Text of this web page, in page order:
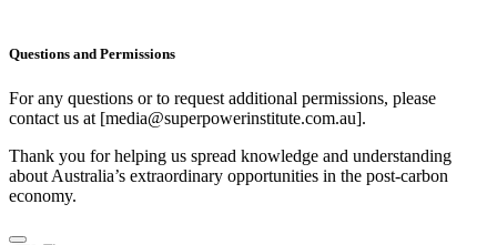
Questions and Permissions​​​​‌ ‍ ​‍​‍‌‍ ‌ ​‍‌‍‍‌‌‍‌ ‌‍‍‌‌‍ ‍​‍​‍​ ‍‍​‍​‍‌ ​ ‌‍​‌‌‍ ‍‌‍‍‌‌ ‌​‌ ‍‌​‍ ‍‌‍‍‌‌‍ ​‍​‍​‍ ​​‍​‍‌‍‍​‌ ​‍‌‍‌‌‌‍‌‍​‍​‍​ ‍‍​‍​‍‌‍‍​‌ ‌​‌ ‌​‌ ​​​ ‍‍​‍ ​‍ ‌‍ ​‌‍ ‌‍​ ‌‍​‌‌‍ ​‌‍‍​‌‍ ‌ ​ ‌ ‌​​ ‍‍​ ​ ​ ​ ​ ​ ​ ​ ​‍ ‌‍‍‌‌‍ ‍‌ ‌​‌‍‌‌‌‍ ‍‌ ‌​​‍ ‌‍‌‌‌‍‌​‌‍‍‌‌ ‌​​‍ ‌‍ ‌‌‍ ‌‍‌​‌‍‌‌​ ‌‌ ​​‌ ​‍‌‍‌‌‌ ​ ‌‍‌‌‌‍ ‍‌ ‌​‌‍​‌‌ ‌​‌‍‍‌‌‍ ‌‍ ‍​ ‍ ‌‍‍‌‌‍‌​​ ‌‌‍‌​​ ‌ ‌‍​‌​ ‍‌‌‍​ ‌‍​‌​ ‍​​ ‌​​‍ ‌​ ‍​​ ‌‌​ ‌ ‌‍​‍​‍ ‌​ ‌​‌‍​‌‌‍​‌​ ​‌​‍ ‌‌‍​‍​ ‍​​ ​​​ ​‌​‍ ‌​ ​ ​ ‍‌‌‍​‍​ ​‌​ ​​​ ​ ​ ‌ ‌‍​‍​ ​‍​ ‍​​ ‌‍​ ‌ ​ ‍ ‌ ‌​‌ ‍‌‌ ​​‌‍‌‌​ ‌‌ ​​‌‍​‌‌‍‌ ‌‍‌‌​ ‍ ‌ ​​‌‍​‌‌ ‌​‌‍‍​​ ‌‌ ​ ‌‍‌‌‌‍​ ‌ ‌​‌‍‍‌‌‍ ‌‍ ‍‌ ​ ​‍‌‌​ ‌‌‌​​‍‌‌ ‌‍‍ ‌‍‌‌‌ ‍‌​‍‌‌​ ​ ‌​‌​​‍‌‌​ ​ ‌​‌​​‍‌‌​ ​‍​ ​‍‌‍‌​​ ​‌‌‍​‍‌‍‌​​ ​​​ ​ ‌‍‌‍‌‍​‍‌‍‌‍​ ‍​​ ​​​ ​​​‍‌‌​ ​‍​ ​‍​‍‌‌​ ‌‌‌​‌​​‍ ‍‌‍​ ‌‍ ‌‍ ​‌ ‌‌‌‍ ‌‌‍ ‍‌ ​ ​‍‌‌​ ‌‌‌​​‍‌‌ ‌‍‍ ‌‍‌‌‌ ‍‌​‍‌‌​ ​ ‌​‌​​‍‌‌​ ​ ‌​‌​​‍‌‌​ ​‍​ ​‍​ ‌‌‌‍‌​​ ‌​​ ‍​​ ‍​​ ‌​​ ​‌​ ‍‌​ ‌‌‌‍‌​​ ‌ ​ ‍​​‍‌‌​ ​‍​ ​‍​‍‌‌​ ‌‌‌​‌​​‍ ‍‌‍​ ‌‍ ‌‍ ‍‌ ‌​‌‍‌‌‌‍ ‍‌ ‌​​‍‌‌​ ‌‌‌​​‍‌‌ ‌‍‍ ‌‍‌‌‌ ‍‌​‍‌‌​ ​ ‌​‌​​‍‌‌​ ​ ‌​‌​​‍‌‌​ ​‍​ ​‍​ ‍​​ ‌‍​ ‍‌​ ‍​​ ​ ​ ​​​ ‌‍​ ‍‌​ ‌‍​ ‌ ​ ‍​​ ‌‍​‍‌‌​ ​‍​ ​‍​‍‌‌​ ‌‌‌​‌​​‍ ‍‌‍​ ‌‍‍​‌‍‍‌‌‍ ​‌‍‌​‌ ​‍‌‍‌‌‌‍ ‍​‍‌‌​ ‌‌‌​​‍‌‌ ‌‍‍ ‌‍‌‌‌ ‍‌​‍‌‌​ ​ ‌​‌​​‍‌‌​ ​ ‌​‌​​‍‌‌​ ​‍​ ​‍​ ‌​​ ​ ​ ​‍​ ​‍​ ‍‌‌‍​‌‌‍​‌​ ​‍‌‍‌‍​ ‌​​ ​‌‌‍‌‍​ ​​​‍‌‌​ ​‍​ ​‍​‍‌‌​ ‌‌‌​‌​​‍ ‍‌ ‌​‌‍‌‌‌ ‍​‌ ‌​​ ‌‍​‍‌‍​‌‌ ​ ‌‍‌‌‌‌‌‌‌ ​‍‌‍ ​​ ‌‌‍‍​‌ ‌​‌ ‌​‌ ​​​‍‌‌​ ​ ‌​​‌​‍‌‌​ ​‍‌​‌‍​‍‌‌​ ​‍‌​‌‍‌‍ ​‌‍ ‌‍​ ‌‍​‌‌‍ ​‌‍‍​‌‍ ‌ ​ ‌ ‌​​‍‌‌​ ​ ‌​​‌​ ​ ​ ​ ​ ​ ​ ​ ​‍‌‍‌‍‍‌‌‍‌​​ ‌‌‍‌​​ ‌ ‌‍​‌​ ‍‌‌‍​ ‌‍​‌​ ‍​​ ‌​​‍ ‌​ ‍​​ ‌‌​ ‌ ‌‍​‍​‍ ‌​ ‌​‌‍​‌‌‍​‌​ ​‌​‍ ‌‌‍​‍​ ‍​​ ​​​ ​‌​‍ ‌​ ​ ​ ‍‌‌‍​‍​ ​‌​ ​​​ ​ ​ ‌ ‌‍​‍​ ​‍​ ‍​​ ‌‍​ ‌ ​‍‌‍‌ ‌​‌ ‍‌‌ ​​‌‍‌‌​ ‌‌ ​​‌‍​‌‌‍‌ ‌‍‌‌​‍‌‍‌ ​​‌‍​‌‌ ‌​‌‍‍​​ ‌‌ ​ ‌‍‌‌‌‍​ ‌ ‌​‌‍‍‌‌‍ ‌‍ ‍‌ ​ ​‍‌‌​ ‌‌‌​​‍‌‌ ‌‍‍ ‌‍‌‌‌ ‍‌​‍‌‌​ ​ ‌​‌​​‍‌‌​ ​ ‌​‌​​‍‌‌​ ​‍​ ​‍‌‍‌​​ ​‌‌‍​‍‌‍‌​​ ​​​ ​ ‌‍‌‍‌‍​‍‌‍‌‍​ ‍​​ ​​​ ​​​‍‌‌​ ​‍​ ​‍​‍‌‌​ ‌‌‌​‌​​‍ ‍‌‍​ ‌‍ ‌‍ ​‌ ‌‌‌‍ ‌‌‍ ‍‌ ​ ​‍‌‌​ ‌‌‌​​‍‌‌ ‌‍‍ ‌‍‌‌‌ ‍‌​‍‌‌​ ​ ‌​‌​​‍‌‌​ ​ ‌​‌​​‍‌‌​ ​‍​ ​‍​ ‌‌‌‍‌​​ ‌​​ ‍​​ ‍​​ ‌​​ ​‌​ ‍‌​ ‌‌‌‍‌​​ ‌ ​ ‍​​‍‌‌​ ​‍​ ​‍​‍‌‌​ ‌‌‌​‌​​‍ ‍‌‍​ ‌‍ ‌‍ ‍‌ ‌​‌‍‌‌‌‍ ‍‌ ‌​​‍‌‌​ ‌‌‌​​‍‌‌ ‌‍‍ ‌‍‌‌‌ ‍‌​‍‌‌​ ​ ‌​‌​​‍‌‌​ ​ ‌​‌​​‍‌‌​ ​‍​ ​‍​ ‍​​ ‌‍​ ‍‌​ ‍​​ ​ ​ ​​​ ‌‍​ ‍‌​ ‌‍​ ‌ ​ ‍​​ ‌‍​‍‌‌​ ​‍​ ​‍​‍‌‌​ ‌‌‌​‌​​‍ ‍‌‍​ ‌‍‍​‌‍‍‌‌‍ ​‌‍‌​‌ ​‍‌‍‌‌‌‍ ‍​‍‌‌​ ‌‌‌​​‍‌‌ ‌‍‍ ‌‍‌‌‌ ‍‌​‍‌‌​ ​ ‌​‌​​‍‌‌​ ​ ‌​‌​​‍‌‌​ ​‍​ ​‍​ ‌​​ ​ ​ ​‍​ ​‍​ ‍‌‌‍​‌‌‍​‌​ ​‍‌‍‌‍​ ‌​​ ​‌‌‍‌‍​ ​​​‍‌‌​ ​‍​ ​‍​‍‌‌​ ‌‌‌​‌​​‍ ‍‌ ‌​‌‍‌‌‌ ‍​‌ ‌​​‍‌‍‌ ​​‌‍‌‌‌ ​‍‌ ​ ‌ ​​‌‍‌‌‌‍​ ‌ ‌​‌‍‍‌‌ ‌‍‌‍‌‌​ ‌‌ ​​‌ ‌‌‌‍​‍‌‍ ​‌‍‍‌‌ ​ ‌‍‍​‌‍‌‌‌‍‌​​‍​‍‌ ‌
For any questions or to request additional permissions, please
contact us at [media@superpowerinstitute.com.au].​​​​‌ ‍ ​‍​‍‌‍ ‌ ​‍‌‍‍‌‌‍‌ ‌‍‍‌‌‍ ‍​‍​‍​ ‍‍​‍​‍‌ ​ ‌‍​‌‌‍ ‍‌‍‍‌‌ ‌​‌ ‍‌​‍ ‍‌‍‍‌‌‍ ​‍​‍​‍ ​​‍​‍‌‍‍​‌ ​‍‌‍‌‌‌‍‌‍​‍​‍​ ‍‍​‍​‍‌‍‍​‌ ‌​‌ ‌​‌ ​​​ ‍‍​‍ ​‍ ‌‍ ​‌‍ ‌‍​ ‌‍​‌‌‍ ​‌‍‍​‌‍ ‌ ​ ‌ ‌​​ ‍‍​ ​ ​ ​ ​ ​ ​ ​ ​‍ ‌‍‍‌‌‍ ‍‌ ‌​‌‍‌‌‌‍ ‍‌ ‌​​‍ ‌‍‌‌‌‍‌​‌‍‍‌‌ ‌​​‍ ‌‍ ‌‌‍ ‌‍‌​‌‍‌‌​ ‌‌ ​​‌ ​‍‌‍‌‌‌ ​ ‌‍‌‌‌‍ ‍‌ ‌​‌‍​‌‌ ‌​‌‍‍‌‌‍ ‌‍ ‍​ ‍ ‌‍‍‌‌‍‌​​ ‌‌‍‌​​ ‌ ‌‍​‌​ ‍‌‌‍​ ‌‍​‌​ ‍​​ ‌​​‍ ‌​ ‍​​ ‌‌​ ‌ ‌‍​‍​‍ ‌​ ‌​‌‍​‌‌‍​‌​ ​‌​‍ ‌‌‍​‍​ ‍​​ ​​​ ​‌​‍ ‌​ ​ ​ ‍‌‌‍​‍​ ​‌​ ​​​ ​ ​ ‌ ‌‍​‍​ ​‍​ ‍​​ ‌‍​ ‌ ​ ‍ ‌ ‌​‌ ‍‌‌ ​​‌‍‌‌​ ‌‌ ​​‌‍​‌‌‍‌ ‌‍‌‌​ ‍ ‌ ​​‌‍​‌‌ ‌​‌‍‍​​ ‌‌ ​ ‌‍‌‌‌‍​ ‌ ‌​‌‍‍‌‌‍ ‌‍ ‍‌ ​ ​‍‌‌​ ‌‌‌​​‍‌‌ ‌‍‍ ‌‍‌‌‌ ‍‌​‍‌‌​ ​ ‌​‌​​‍‌‌​ ​ ‌​‌​​‍‌‌​ ​‍​ ​‍‌‍‌​​ ​‌‌‍​‍‌‍‌​​ ​​​ ​ ‌‍‌‍‌‍​‍‌‍‌‍​ ‍​​ ​​​ ​​​‍‌‌​ ​‍​ ​‍​‍‌‌​ ‌‌‌​‌​​‍ ‍‌‍​ ‌‍ ‌‍ ​‌ ‌‌‌‍ ‌‌‍ ‍‌ ​ ​‍‌‌​ ‌‌‌​​‍‌‌ ‌‍‍ ‌‍‌‌‌ ‍‌​‍‌‌​ ​ ‌​‌​​‍‌‌​ ​ ‌​‌​​‍‌‌​ ​‍​ ​‍​ ‌‌‌‍‌​​ ‌​​ ‍​​ ‍​​ ‌​​ ​‌​ ‍‌​ ‌‌‌‍‌​​ ‌ ​ ‍​​‍‌‌​ ​‍​ ​‍​‍‌‌​ ‌‌‌​‌​​‍ ‍‌‍​ ‌‍ ‌‍ ‍‌ ‌​‌‍‌‌‌‍ ‍‌ ‌​​‍‌‌​ ‌‌‌​​‍‌‌ ‌‍‍ ‌‍‌‌‌ ‍‌​‍‌‌​ ​ ‌​‌​​‍‌‌​ ​ ‌​‌​​‍‌‌​ ​‍​ ​‍‌‍‌‌​ ‌ ‌‍​ ‌‍​‍‌‍​‌‌‍​‍‌‍​‌‌‍​‍‌‍‌​​ ‌ ‌‍‌‍‌‍​ ​‍‌‌​ ​‍​ ​‍​‍‌‌​ ‌‌‌​‌​​‍ ‍‌‍​ ‌‍‍​‌‍‍‌‌‍ ​‌‍‌​‌ ​‍‌‍‌‌‌‍ ‍​‍‌‌​ ‌‌‌​​‍‌‌ ‌‍‍ ‌‍‌‌‌ ‍‌​‍‌‌​ ​ ‌​‌​​‍‌‌​ ​ ‌​‌​​‍‌‌​ ​‍​ ​‍​ ‌​​ ‌‍‌‍​‌​ ​​‌‍​‍‌‍‌​‌‍‌‍​ ‍‌​ ​​‌‍​‌‌‍​ ​ ‌​​ ​​​‍‌‌​ ​‍​ ​‍​‍‌‌​ ‌‌‌​‌​​‍ ‍‌ ‌​‌‍‌‌‌ ‍​‌ ‌​​ ‌‍​‍‌‍​‌‌ ​ ‌‍‌‌‌‌‌‌‌ ​‍‌‍ ​​ ‌‌‍‍​‌ ‌​‌ ‌​‌ ​​​‍‌‌​ ​ ‌​​‌​‍‌‌​ ​‍‌​‌‍​‍‌‌​ ​‍‌​‌‍‌‍ ​‌‍ ‌‍​ ‌‍​‌‌‍ ​‌‍‍​‌‍ ‌ ​ ‌ ‌​​‍‌‌​ ​ ‌​​‌​ ​ ​ ​ ​ ​ ​ ​ ​‍‌‍‌‍‍‌‌‍‌​​ ‌‌‍‌​​ ‌ ‌‍​‌​ ‍‌‌‍​ ‌‍​‌​ ‍​​ ‌​​‍ ‌​ ‍​​ ‌‌​ ‌ ‌‍​‍​‍ ‌​ ‌​‌‍​‌‌‍​‌​ ​‌​‍ ‌‌‍​‍​ ‍​​ ​​​ ​‌​‍ ‌​ ​ ​ ‍‌‌‍​‍​ ​‌​ ​​​ ​ ​ ‌ ‌‍​‍​ ​‍​ ‍​​ ‌‍​ ‌ ​‍‌‍‌ ‌​‌ ‍‌‌ ​​‌‍‌‌​ ‌‌ ​​‌‍​‌‌‍‌ ‌‍‌‌​‍‌‍‌ ​​‌‍​‌‌ ‌​‌‍‍​​ ‌‌ ​ ‌‍‌‌‌‍​ ‌ ‌​‌‍‍‌‌‍ ‌‍ ‍‌ ​ ​‍‌‌​ ‌‌‌​​‍‌‌ ‌‍‍ ‌‍‌‌‌ ‍‌​‍‌‌​ ​ ‌​‌​​‍‌‌​ ​ ‌​‌​​‍‌‌​ ​‍​ ​‍‌‍‌​​ ​‌‌‍​‍‌‍‌​​ ​​​ ​ ‌‍‌‍‌‍​‍‌‍‌‍​ ‍​​ ​​​ ​​​‍‌‌​ ​‍​ ​‍​‍‌‌​ ‌‌‌​‌​​‍ ‍‌‍​ ‌‍ ‌‍ ​‌ ‌‌‌‍ ‌‌‍ ‍‌ ​ ​‍‌‌​ ‌‌‌​​‍‌‌ ‌‍‍ ‌‍‌‌‌ ‍‌​‍‌‌​ ​ ‌​‌​​‍‌‌​ ​ ‌​‌​​‍‌‌​ ​‍​ ​‍​ ‌‌‌‍‌​​ ‌​​ ‍​​ ‍​​ ‌​​ ​‌​ ‍‌​ ‌‌‌‍‌​​ ‌ ​ ‍​​‍‌‌​ ​‍​ ​‍​‍‌‌​ ‌‌‌​‌​​‍ ‍‌‍​ ‌‍ ‌‍ ‍‌ ‌​‌‍‌‌‌‍ ‍‌ ‌​​‍‌‌​ ‌‌‌​​‍‌‌ ‌‍‍ ‌‍‌‌‌ ‍‌​‍‌‌​ ​ ‌​‌​​‍‌‌​ ​ ‌​‌​​‍‌‌​ ​‍​ ​‍‌‍‌‌​ ‌ ‌‍​ ‌‍​‍‌‍​‌‌‍​‍‌‍​‌‌‍​‍‌‍‌​​ ‌ ‌‍‌‍‌‍​ ​‍‌‌​ ​‍​ ​‍​‍‌‌​ ‌‌‌​‌​​‍ ‍‌‍​ ‌‍‍​‌‍‍‌‌‍ ​‌‍‌​‌ ​‍‌‍‌‌‌‍ ‍​‍‌‌​ ‌‌‌​​‍‌‌ ‌‍‍ ‌‍‌‌‌ ‍‌​‍‌‌​ ​ ‌​‌​​‍‌‌​ ​ ‌​‌​​‍‌‌​ ​‍​ ​‍​ ‌​​ ‌‍‌‍​‌​ ​​‌‍​‍‌‍‌​‌‍‌‍​ ‍‌​ ​​‌‍​‌‌‍​ ​ ‌​​ ​​​‍‌‌​ ​‍​ ​‍​‍‌‌​ ‌‌‌​‌​​‍ ‍‌ ‌​‌‍‌‌‌ ‍​‌ ‌​​‍‌‍‌ ​​‌‍‌‌‌ ​‍‌ ​ ‌ ​​‌‍‌‌‌‍​ ‌ ‌​‌‍‍‌‌ ‌‍‌‍‌‌​ ‌‌ ​​‌ ‌‌‌‍​‍‌‍ ​‌‍‍‌‌ ​ ‌‍‍​‌‍‌‌‌‍‌​​‍​‍‌ ‌
Thank you for helping us spread knowledge and understanding
about Australia’s extraordinary opportunities in the post-carbon
economy.​​​​‌ ‍ ​‍​‍‌‍ ‌ ​‍‌‍‍‌‌‍‌ ‌‍‍‌‌‍ ‍​‍​‍​ ‍‍​‍​‍‌ ​ ‌‍​‌‌‍ ‍‌‍‍‌‌ ‌​‌ ‍‌​‍ ‍‌‍‍‌‌‍ ​‍​‍​‍ ​​‍​‍‌‍‍​‌ ​‍‌‍‌‌‌‍‌‍​‍​‍​ ‍‍​‍​‍‌‍‍​‌ ‌​‌ ‌​‌ ​​​ ‍‍​‍ ​‍ ‌‍ ​‌‍ ‌‍​ ‌‍​‌‌‍ ​‌‍‍​‌‍ ‌ ​ ‌ ‌​​ ‍‍​ ​ ​ ​ ​ ​ ​ ​ ​‍ ‌‍‍‌‌‍ ‍‌ ‌​‌‍‌‌‌‍ ‍‌ ‌​​‍ ‌‍‌‌‌‍‌​‌‍‍‌‌ ‌​​‍ ‌‍ ‌‌‍ ‌‍‌​‌‍‌‌​ ‌‌ ​​‌ ​‍‌‍‌‌‌ ​ ‌‍‌‌‌‍ ‍‌ ‌​‌‍​‌‌ ‌​‌‍‍‌‌‍ ‌‍ ‍​ ‍ ‌‍‍‌‌‍‌​​ ‌‌‍‌​​ ‌ ‌‍​‌​ ‍‌‌‍​ ‌‍​‌​ ‍​​ ‌​​‍ ‌​ ‍​​ ‌‌​ ‌ ‌‍​‍​‍ ‌​ ‌​‌‍​‌‌‍​‌​ ​‌​‍ ‌‌‍​‍​ ‍​​ ​​​ ​‌​‍ ‌​ ​ ​ ‍‌‌‍​‍​ ​‌​ ​​​ ​ ​ ‌ ‌‍​‍​ ​‍​ ‍​​ ‌‍​ ‌ ​ ‍ ‌ ‌​‌ ‍‌‌ ​​‌‍‌‌​ ‌‌ ​​‌‍​‌‌‍‌ ‌‍‌‌​ ‍ ‌ ​​‌‍​‌‌ ‌​‌‍‍​​ ‌‌ ​ ‌‍‌‌‌‍​ ‌ ‌​‌‍‍‌‌‍ ‌‍ ‍‌ ​ ​‍‌‌​ ‌‌‌​​‍‌‌ ‌‍‍ ‌‍‌‌‌ ‍‌​‍‌‌​ ​ ‌​‌​​‍‌‌​ ​ ‌​‌​​‍‌‌​ ​‍​ ​‍‌‍‌​​ ​‌‌‍​‍‌‍‌​​ ​​​ ​ ‌‍‌‍‌‍​‍‌‍‌‍​ ‍​​ ​​​ ​​​‍‌‌​ ​‍​ ​‍​‍‌‌​ ‌‌‌​‌​​‍ ‍‌‍​ ‌‍ ‌‍ ​‌ ‌‌‌‍ ‌‌‍ ‍‌ ​ ​‍‌‌​ ‌‌‌​​‍‌‌ ‌‍‍ ‌‍‌‌‌ ‍‌​‍‌‌​ ​ ‌​‌​​‍‌‌​ ​ ‌​‌​​‍‌‌​ ​‍​ ​‍​ ‌‌‌‍‌​​ ‌​​ ‍​​ ‍​​ ‌​​ ​‌​ ‍‌​ ‌‌‌‍‌​​ ‌ ​ ‍​​‍‌‌​ ​‍​ ​‍​‍‌‌​ ‌‌‌​‌​​‍ ‍‌‍​ ‌‍ ‌‍ ‍‌ ‌​‌‍‌‌‌‍ ‍‌ ‌​​‍‌‌​ ‌‌‌​​‍‌‌ ‌‍‍ ‌‍‌‌‌ ‍‌​‍‌‌​ ​ ‌​‌​​‍‌‌​ ​ ‌​‌​​‍‌‌​ ​‍​ ​‍‌‍​ ‌‍‌‌‌‍‌​‌‍​ ‌‍‌‌​ ‌‍​ ​‌​ ​‌‌‍‌​‌‍​‍​ ‌ ‌‍​ ​‍‌‌​ ​‍​ ​‍​‍‌‌​ ‌‌‌​‌​​‍ ‍‌‍​ ‌‍‍​‌‍‍‌‌‍ ​‌‍‌​‌ ​‍‌‍‌‌‌‍ ‍​‍‌‌​ ‌‌‌​​‍‌‌ ‌‍‍ ‌‍‌‌‌ ‍‌​‍‌‌​ ​ ‌​‌​​‍‌‌​ ​ ‌​‌​​‍‌‌​ ​‍​ ​‍‌‍‌‍‌‍​‌‌‍‌‍‌‍​‌​ ​ ​ ​ ​ ​‌​ ‍‌‌‍‌​​ ​‍​ ‌​‌‍​ ​ ​​​‍‌‌​ ​‍​ ​‍​‍‌‌​ ‌‌‌​‌​​‍ ‍‌ ‌​‌‍‌‌‌ ‍​‌ ‌​​ ‌‍​‍‌‍​‌‌ ​ ‌‍‌‌‌‌‌‌‌ ​‍‌‍ ​​ ‌‌‍‍​‌ ‌​‌ ‌​‌ ​​​‍‌‌​ ​ ‌​​‌​‍‌‌​ ​‍‌​‌‍​‍‌‌​ ​‍‌​‌‍‌‍ ​‌‍ ‌‍​ ‌‍​‌‌‍ ​‌‍‍​‌‍ ‌ ​ ‌ ‌​​‍‌‌​ ​ ‌​​‌​ ​ ​ ​ ​ ​ ​ ​ ​‍‌‍‌‍‍‌‌‍‌​​ ‌‌‍‌​​ ‌ ‌‍​‌​ ‍‌‌‍​ ‌‍​‌​ ‍​​ ‌​​‍ ‌​ ‍​​ ‌‌​ ‌ ‌‍​‍​‍ ‌​ ‌​‌‍​‌‌‍​‌​ ​‌​‍ ‌‌‍​‍​ ‍​​ ​​​ ​‌​‍ ‌​ ​ ​ ‍‌‌‍​‍​ ​‌​ ​​​ ​ ​ ‌ ‌‍​‍​ ​‍​ ‍​​ ‌‍​ ‌ ​‍‌‍‌ ‌​‌ ‍‌‌ ​​‌‍‌‌​ ‌‌ ​​‌‍​‌‌‍‌ ‌‍‌‌​‍‌‍‌ ​​‌‍​‌‌ ‌​‌‍‍​​ ‌‌ ​ ‌‍‌‌‌‍​ ‌ ‌​‌‍‍‌‌‍ ‌‍ ‍‌ ​ ​‍‌‌​ ‌‌‌​​‍‌‌ ‌‍‍ ‌‍‌‌‌ ‍‌​‍‌‌​ ​ ‌​‌​​‍‌‌​ ​ ‌​‌​​‍‌‌​ ​‍​ ​‍‌‍‌​​ ​‌‌‍​‍‌‍‌​​ ​​​ ​ ‌‍‌‍‌‍​‍‌‍‌‍​ ‍​​ ​​​ ​​​‍‌‌​ ​‍​ ​‍​‍‌‌​ ‌‌‌​‌​​‍ ‍‌‍​ ‌‍ ‌‍ ​‌ ‌‌‌‍ ‌‌‍ ‍‌ ​ ​‍‌‌​ ‌‌‌​​‍‌‌ ‌‍‍ ‌‍‌‌‌ ‍‌​‍‌‌​ ​ ‌​‌​​‍‌‌​ ​ ‌​‌​​‍‌‌​ ​‍​ ​‍​ ‌‌‌‍‌​​ ‌​​ ‍​​ ‍​​ ‌​​ ​‌​ ‍‌​ ‌‌‌‍‌​​ ‌ ​ ‍​​‍‌‌​ ​‍​ ​‍​‍‌‌​ ‌‌‌​‌​​‍ ‍‌‍​ ‌‍ ‌‍ ‍‌ ‌​‌‍‌‌‌‍ ‍‌ ‌​​‍‌‌​ ‌‌‌​​‍‌‌ ‌‍‍ ‌‍‌‌‌ ‍‌​‍‌‌​ ​ ‌​‌​​‍‌‌​ ​ ‌​‌​​‍‌‌​ ​‍​ ​‍‌‍​ ‌‍‌‌‌‍‌​‌‍​ ‌‍‌‌​ ‌‍​ ​‌​ ​‌‌‍‌​‌‍​‍​ ‌ ‌‍​ ​‍‌‌​ ​‍​ ​‍​‍‌‌​ ‌‌‌​‌​​‍ ‍‌‍​ ‌‍‍​‌‍‍‌‌‍ ​‌‍‌​‌ ​‍‌‍‌‌‌‍ ‍​‍‌‌​ ‌‌‌​​‍‌‌ ‌‍‍ ‌‍‌‌‌ ‍‌​‍‌‌​ ​ ‌​‌​​‍‌‌​ ​ ‌​‌​​‍‌‌​ ​‍​ ​‍‌‍‌‍‌‍​‌‌‍‌‍‌‍​‌​ ​ ​ ​ ​ ​‌​ ‍‌‌‍‌​​ ​‍​ ‌​‌‍​ ​ ​​​‍‌‌​ ​‍​ ​‍​‍‌‌​ ‌‌‌​‌​​‍ ‍‌ ‌​‌‍‌‌‌ ‍​‌ ‌​​‍‌‍‌ ​​‌‍‌‌‌ ​‍‌ ​ ‌ ​​‌‍‌‌‌‍​ ‌ ‌​‌‍‍‌‌ ‌‍‌‍‌‌​ ‌‌ ​​‌ ‌‌‌‍​‍‌‍ ​‌‍‍‌‌ ​ ‌‍‍​‌‍‌‌‌‍‌​​‍​‍‌ ‌